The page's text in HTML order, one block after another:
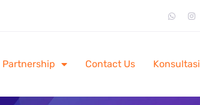
Partnership Contact Us Konsultasi